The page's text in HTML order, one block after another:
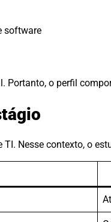
software
Portanto, o perfil
TI. Nesse contexto, o